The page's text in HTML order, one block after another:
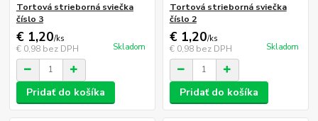
Tortová strieborná sviečka
číslo 3
€ 1,20/ks
€ 0,98 bez DPH Skladom
Pridať do košíka
Tortová strieborná sviečka
číslo 2
€ 1,20/ks
€ 0,98 bez DPH Skladom
Pridať do košíka